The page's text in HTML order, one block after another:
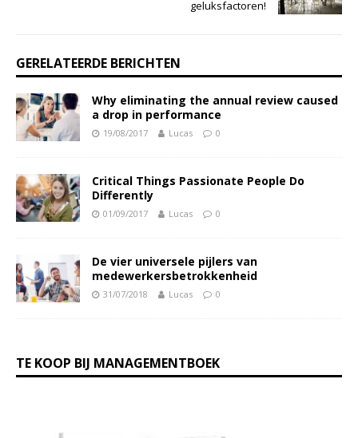
geluksfactoren!
GERELATEERDE BERICHTEN
Why eliminating the annual review caused
a drop in performance
19/08/2017 Lucas 0
Critical Things Passionate People Do
Differently
01/09/2017 Lucas 0
De vier universele pijlers van
medewerkersbetrokkenheid
31/07/2018 Lucas 0
TE KOOP BIJ MANAGEMENTBOEK